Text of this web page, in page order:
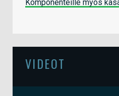
Komponenteille myös
VIDEOT